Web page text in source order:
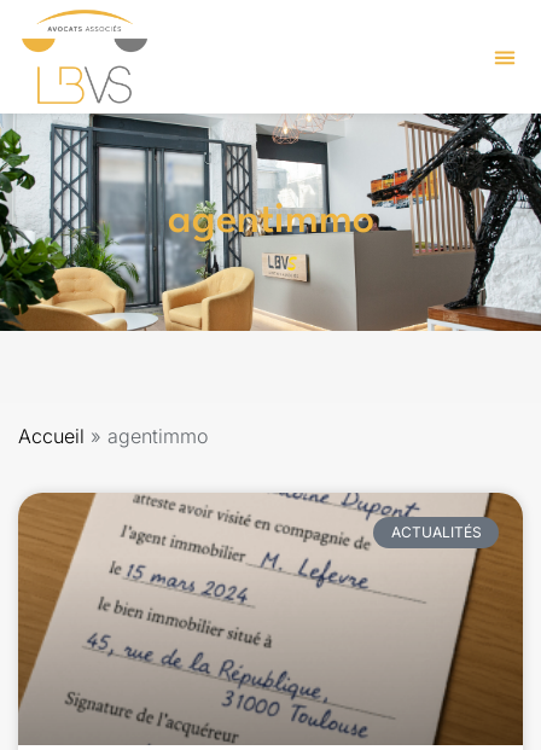
agentimmo
Accueil » agentimmo
ACTUALITÉS